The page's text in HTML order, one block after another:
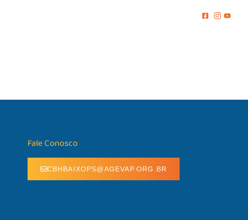
Fale Conosco
CBHBAIXOPS@AGEVAP.ORG.BR